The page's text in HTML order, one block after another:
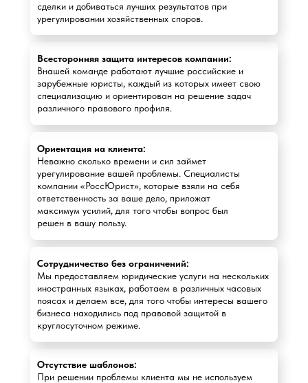
Всесторонняя защита интересов компании:
Внашей команде работают лучшие российские и
зарубежные юристы, каждый из которых имеет свою
специализацию и ориентирован на решение задач
различного правового профиля.
Отсутствие шаблонов:
При решении проблемы клиента мы не используем
Ориентация на клиента:
Неважно сколько времени и сил займет
урегулирование вашей проблемы. Специалисты
компании «РоссЮрист», которые взяли на себя
ответственность за ваше дело, приложат
максимум усилий, для того чтобы вопрос был
решен в вашу пользу.
Сотрудничество без ограничений:
Мы предоставляем юридические услуги на нескольких
иностранных языках, работаем в различных часовых
поясах и делаем все, для того чтобы интересы вашего
бизнеса находились под правовой защитой в
круглосуточном режиме.
сделки и добиваться лучших результатов при
урегулировании хозяйственных споров.